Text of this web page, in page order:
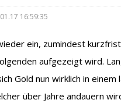
16:59:35
ein, zumindest
aufgezeigt wird.
Gold nun wirklich in
über Jahre andauern